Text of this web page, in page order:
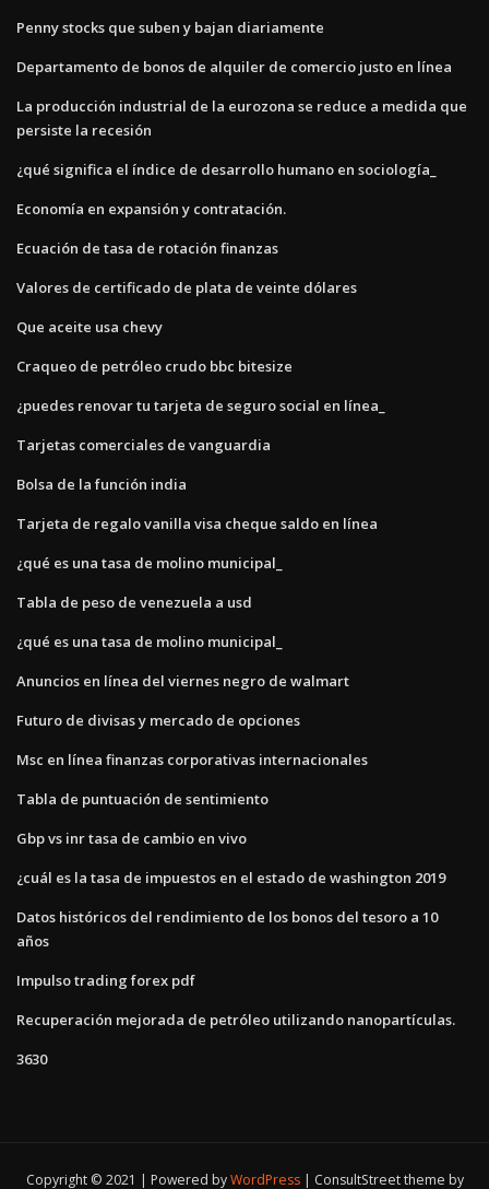
Penny stocks que suben y bajan diariamente
Departamento de bonos de alquiler de comercio justo en línea
La producción industrial de la eurozona se reduce a medida que
persiste la recesión
¿qué significa el índice de desarrollo humano en sociología_
Economía en expansión y contratación.
Ecuación de tasa de rotación finanzas
Valores de certificado de plata de veinte dólares
Que aceite usa chevy
Craqueo de petróleo crudo bbc bitesize
¿puedes renovar tu tarjeta de seguro social en línea_
Tarjetas comerciales de vanguardia
Bolsa de la función india
Tarjeta de regalo vanilla visa cheque saldo en línea
¿qué es una tasa de molino municipal_
Tabla de peso de venezuela a usd
¿qué es una tasa de molino municipal_
Anuncios en línea del viernes negro de walmart
Futuro de divisas y mercado de opciones
Msc en línea finanzas corporativas internacionales
Tabla de puntuación de sentimiento
Gbp vs inr tasa de cambio en vivo
¿cuál es la tasa de impuestos en el estado de washington 2019
Datos históricos del rendimiento de los bonos del tesoro a 10
años
Impulso trading forex pdf
Recuperación mejorada de petróleo utilizando nanopartículas.
3630
Copyright © 2021 | Powered byWordPress | ConsultStreet theme by